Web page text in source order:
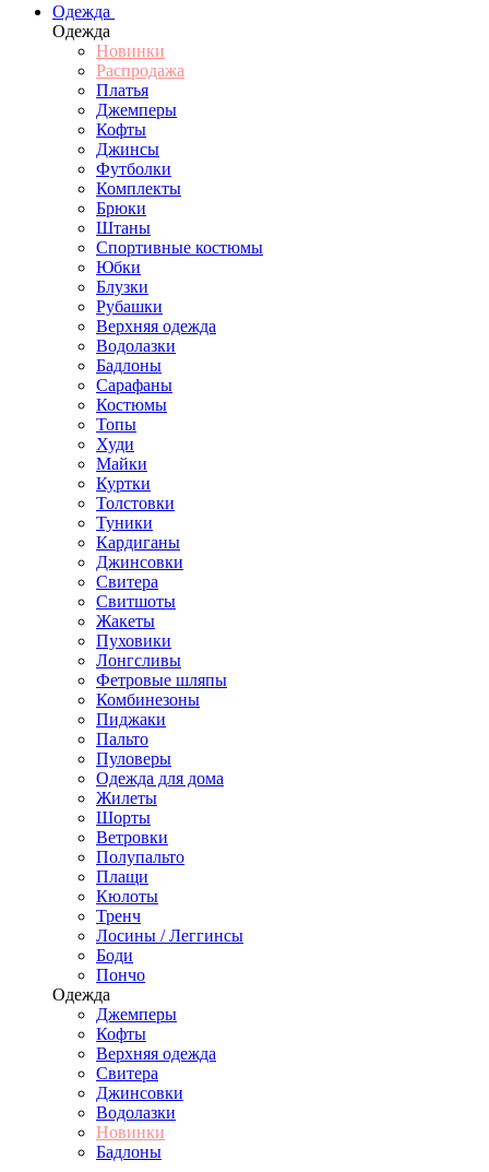
Одежда
Одежда
Новинки
Распродажа
Платья
Джемперы
Кофты
Джинсы
Футболки
Комплекты
Брюки
Штаны
Спортивные костюмы
Юбки
Блузки
Рубашки
Верхняя одежда
Водолазки
Бадлоны
Сарафаны
Костюмы
Топы
Худи
Майки
Куртки
Толстовки
Туники
Кардиганы
Джинсовки
Свитера
Свитшоты
Жакеты
Пуховики
Лонгсливы
Фетровые шляпы
Комбинезоны
Пиджаки
Пальто
Пуловеры
Одежда для дома
Жилеты
Шорты
Ветровки
Полупальто
Плащи
Кюлоты
Тренч
Лосины / Леггинсы
Боди
Пончо
Одежда
Джемперы
Кофты
Верхняя одежда
Свитера
Джинсовки
Водолазки
Новинки
Бадлоны